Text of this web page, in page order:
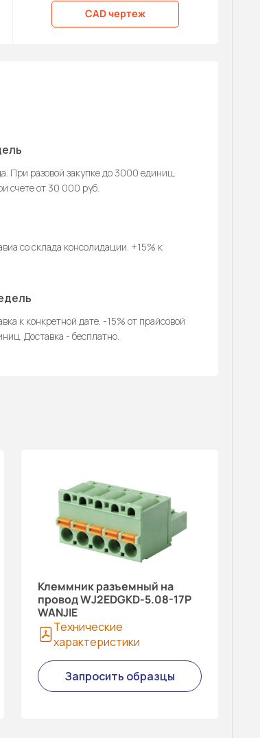
CAD чертеж
При разовой закупке до 3000 единиц.
счете от 30 000 руб.
со склада консолидации. +15% к
к конкретной дате. -15% от прайсовой
Доставка - бесплатно.
Клеммник разъемный на
провод WJ2EDGKD-5.08-17P
WANJIE
Технические
характеристики
Запросить образцы